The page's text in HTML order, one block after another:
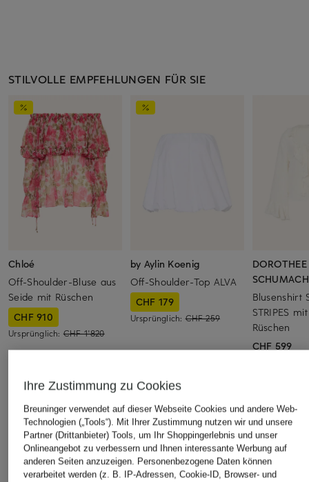
STILVOLLE EMPFEHLUNGEN FÜR SIE
Chloé
Off-Shoulder-Bluse aus
Seide mit Rüschen
CHF 910
Ursprünglich: CHF 1'820
by Aylin Koenig
Off-Shoulder-Top ALVA
CHF 179
Ursprünglich:CHF 259
DOROTHEE
Blusenshirt
STRIPES
Rüschen
CHF 599
ÄHNLICHE ARTIKEL ENTDECKEN
Ihre Zustimmung zu Cookies
Breuninger verwendet auf dieser Webseite Cookies und andere Web-
Technologien („Tools“). Mit Ihrer Zustimmung nutzen wir und unsere
Partner (Drittanbieter) Tools, um Ihr Shoppingerlebnis und unser
Onlineangebot zu verbessern und Ihnen interessante Werbung auf
anderen Seiten anzuzeigen. Personenbezogene Daten können
verarbeitet werden (z. B. IP-Adressen, Cookie-ID, Browser- und